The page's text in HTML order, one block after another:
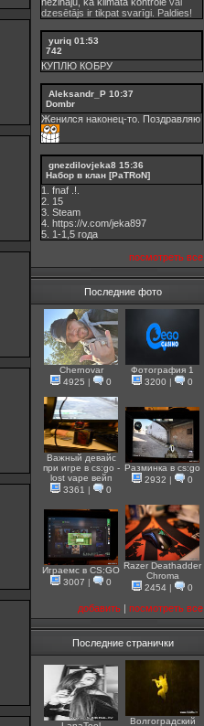
dzesētājs ir tikpat svarīgi. Paldies!
yuriq 01:53
742
КУПЛЮ КОБРУ
Aleksandr_P 10:37
Dombr
Женился наконец-то. Поздравляю
gnezdilovjeka8 15:36
Набор в клан [PaTRoN]
1. fnaf .!.
2. 15
3. Steam
4. https://v.com/jeka897
5. 1-1,5 годa
посмотреть все
Последние фото
Chernovar
4925 | 0
Фотография 1
3200 | 0
Важный девайс
при игре в cs:go -
lost vape вейп
3361 | 0
Разминка в cs:go
2932 | 0
Играемс в CS:GO
3007 | 0
Razer Deathadder
Chroma
2454 | 0
добавить | посмотреть все
Последние странички
Волгоградский